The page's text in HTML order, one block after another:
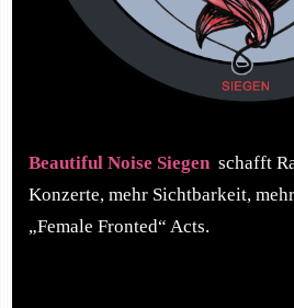
Beautiful Noise Siegen schafft
Konzerte, mehr Sichtbarkeit,
„Female Fronted“ Acts.